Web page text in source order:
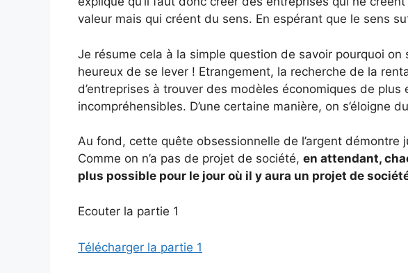
valeur mais qui créent du sens. En espérant que le sens
Je résume cela à la simple question de savoir pourquoi on
heureux de se lever ! Etrangement, la recherche de la
d’entreprises à trouver des modèles économiques de plus
incompréhensibles. D’une certaine manière, on s’éloigne
Au fond, cette quête obsessionnelle de l’argent démontre
Comme on n’a pas de projet de société, en attendant,
plus possible pour le jour où il y aura un projet de
Ecouter la partie 1
Télécharger la partie 1